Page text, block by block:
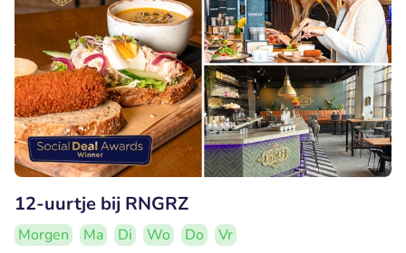
12-uurtje bij RNGRZ
Morgen Ma Di Wo Do
Vr